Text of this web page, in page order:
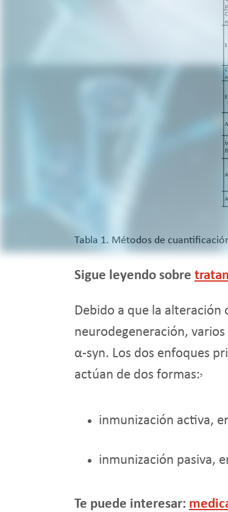
Tabla 1. Métodos de
Sigue leyendo sobre
Debido a que la
neurodegeneración,
α-syn. Los dos enfoques
actúan de dos formas:5
inmunización activa,
inmunización pasiva,
Te puede interesar: